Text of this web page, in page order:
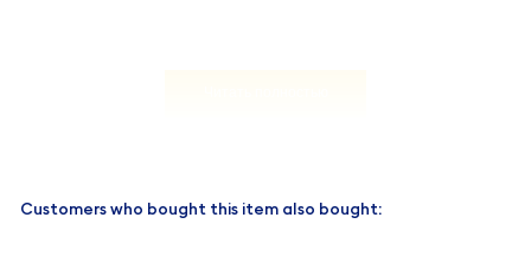
Customers who bought this item also bought: